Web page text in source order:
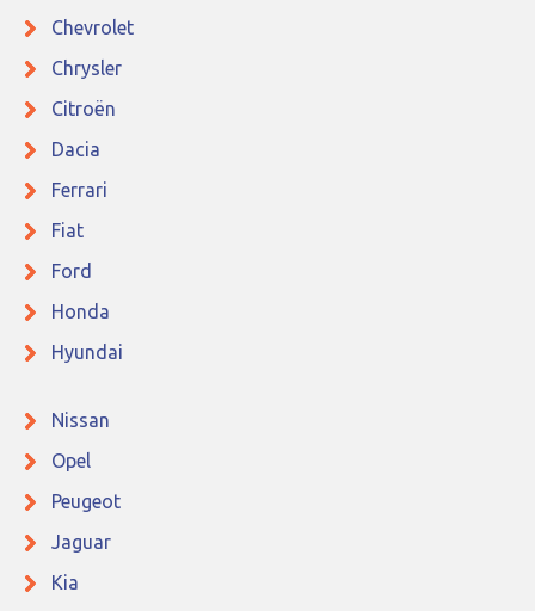
Chevrolet
Chrysler
Citroën
Dacia
Ferrari
Fiat
Ford
Honda
Hyundai
Nissan
Opel
Peugeot
Jaguar
Kia